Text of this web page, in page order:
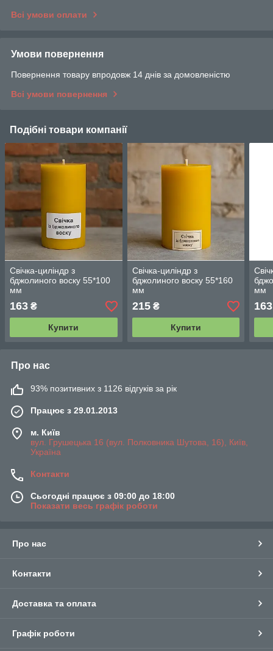
Всі умови оплати
Умови повернення
Повернення товару впродовж 14 днів за домовленістю
Всі умови повернення
Подібні товари компанії
Свічка-циліндр з
бджолиного воску 55*100
мм
163 ₴
Купити
Свічка-циліндр з
бджолиного воску 55*160
мм
215₴
Купити
мм
163
Про нас
93% позитивних з 1126 відгуків за рік
Працює з 29.01.2013
м. Київ
вул. Грушецька 16 (вул. Полковника Шутова, 16), Київ,
Україна
Контакти
Сьогодні працює з 09:00 до 18:00
Показати весь графік роботи
Про нас
Контакти
Доставка та оплата
Графік роботи